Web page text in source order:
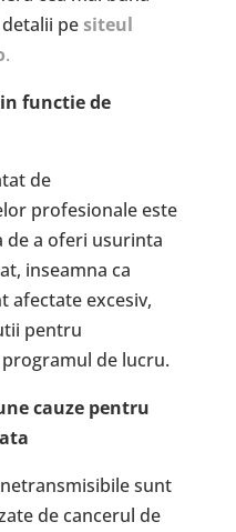
pesiteul
.
functie de
de
profesionale este
de a oferi usurinta
inseamna ca
afectate excesiv,
pentru
de lucru.
cauze pentru
sunt
de cancerul de